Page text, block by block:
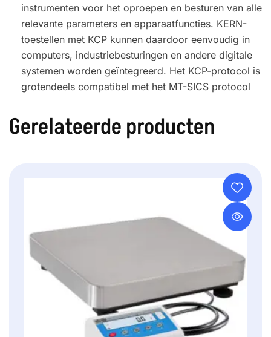
instrumenten voor het oproepen en besturen van alle
relevante parameters en apparaatfuncties. KERN-
toestellen met KCP kunnen daardoor eenvoudig in
computers, industriebesturingen en andere digitale
systemen worden geïntegreerd. Het KCP-protocol is
grotendeels compatibel met het MT-SICS protocol
Gerelateerde producten